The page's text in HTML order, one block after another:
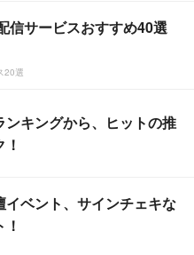
信サービスおすすめ40選
20選
ンキングから、ヒットの推
イベント、サインチェキな